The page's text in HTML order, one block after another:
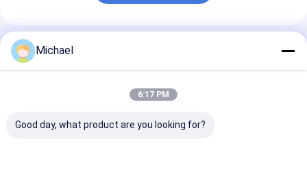
Geadviseerde Producten
Michael
6:17 PM
Good day, what product are you looking for?